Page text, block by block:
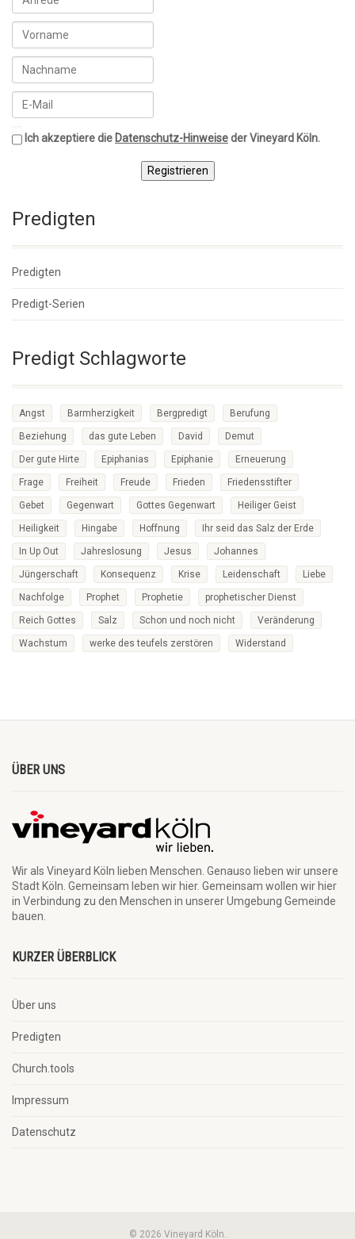
Ich akzeptiere die Datenschutz-Hinweiseder Vineyard Köln.
Registrieren
Predigten
Predigten
Predigt-Serien
Predigt Schlagworte
Angst Barmherzigkeit Bergpredigt Berufung
Beziehung das gute Leben David Demut
Der gute Hirte Epiphanias Epiphanie Erneuerung
Frage Freiheit Freude Frieden Friedensstifter
Gebet Gegenwart Gottes Gegenwart Heiliger Geist
Heiligkeit Hingabe Hoffnung Ihr seid das Salz der Erde
In Up Out Jahreslosung Jesus Johannes
Jüngerschaft Konsequenz Krise Leidenschaft Liebe
Nachfolge Prophet Prophetie prophetischer Dienst
Reich Gottes Salz Schon und noch nicht Veränderung
Wachstum werke des teufels zerstören Widerstand
ÜBER UNS
Wir als Vineyard Köln lieben Menschen. Genauso lieben wir unsere
Stadt Köln. Gemeinsam leben wir hier. Gemeinsam wollen wir hier
in Verbindung zu den Menschen in unserer Umgebung Gemeinde
bauen.
KURZER ÜBERBLICK
Über uns
Predigten
Church.tools
Impressum
Datenschutz
© 2026 Vineyard Köln.